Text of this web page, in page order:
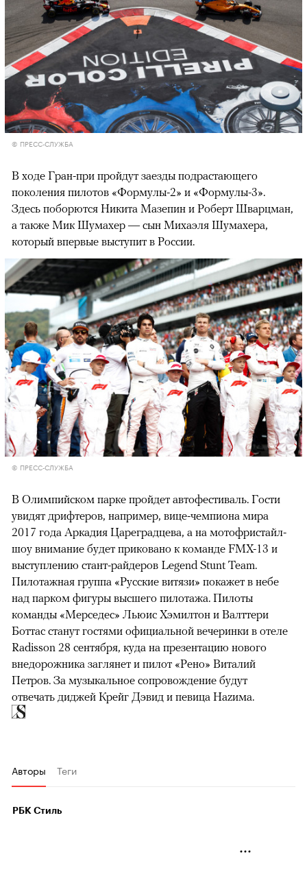
© ПРЕСС-СЛУЖБА
В ходе Гран-при пройдут заезды подрастающего
поколения пилотов «Формулы-2» и «Формулы-3».
Здесь поборются Никита Мазепин и Роберт Шварцман,
а также Мик Шумахер — сын Михаэля Шумахера,
который впервые выступит в России.
© ПРЕСС-СЛУЖБА
В Олимпийском парке пройдет автофестиваль. Гости
увидят дрифтеров, например, вице-чемпиона мира
2017 года Аркадия Цареградцева, а на мотофристайл-
шоу внимание будет приковано к команде FMX-13 и
выступлению стант-райдеров Legend Stunt Team.
Пилотажная группа «Русские витязи» покажет в небе
над парком фигуры высшего пилотажа. Пилоты
команды «Мерседес» Льюис Хэмилтон и Валттери
Боттас станут гостями официальной вечеринки в отеле
Radisson 28 сентября, куда на презентацию нового
внедорожника заглянет и пилот «Рено» Виталий
Петров. За музыкальное сопровождение будут
отвечать диджей Крейг Дэвид и певица Наzима.
Авторы Теги
РБК Стиль